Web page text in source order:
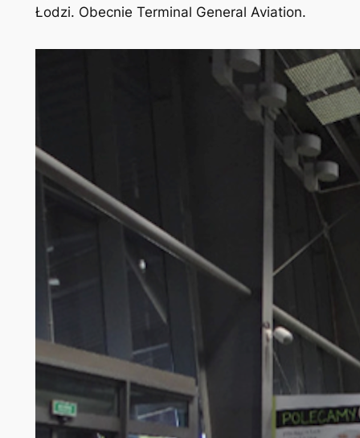
Łodzi. Obecnie Terminal General Aviation.